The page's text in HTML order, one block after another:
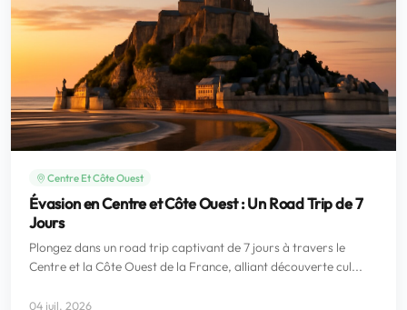
Centre Et Côte Ouest
Évasion en Centre et Côte Ouest : Un Road Trip de 7
Jours
Plongez dans un road trip captivant de 7 jours à travers le
Centre et la Côte Ouest de la France, alliant découverte cul...
04 juil. 2026